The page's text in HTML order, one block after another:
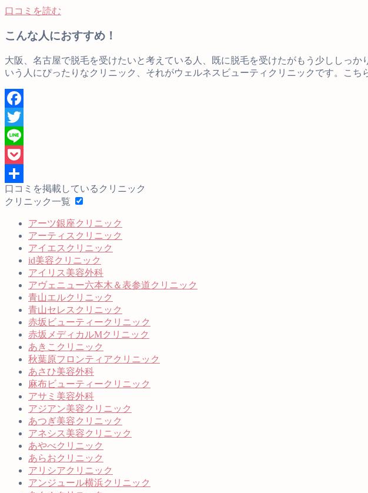
口コミを読む
こんな人におすすめ！
大阪、名古屋で脱毛を受けたいと考えている人、既に脱毛を受けたがもう少ししっ
いう人にぴったりなクリニック、それがウェルネスビューティクリニックです。こ
口コミを掲載しているクリニック
クリニック一覧
アーツ銀座クリニック
アーティスクリニック
アイエスクリニック
id美容クリニック
アイリス美容外科
アヴェニュー六本木＆表参道クリニック
青山エルクリニック
青山セレスクリニック
赤坂ビューティークリニック
赤坂メディカルMクリニック
あきこクリニック
秋葉原フロンティアクリニック
あさひ美容外科
麻布ビューティークリニック
アサミ美容外科
アジアン美容クリニック
あつぎ美容クリニック
アネシス美容クリニック
あやべクリニック
あらおクリニック
アリシアクリニック
アンジュール横浜クリニック